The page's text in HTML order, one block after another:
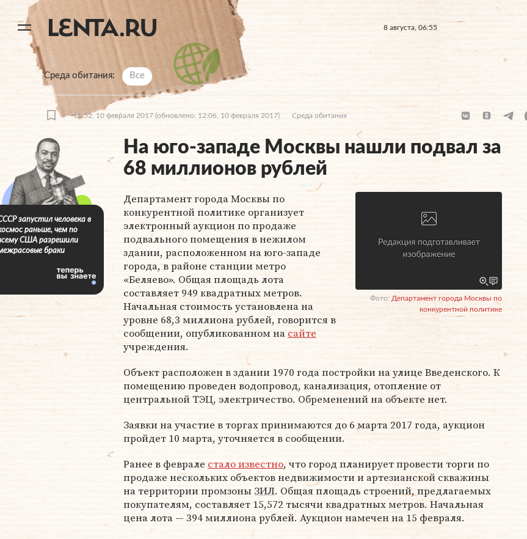
8 августа, 06:55
Среда обитания Все
11:52, 10 февраля 2017 (обновлено: 12:06, 10 февраля 2017) Среда обитания
На юго-западе Москвы нашли подвал за
68 миллионов рублей
Фото: Департамент города Москвы по
конкурентной политике
Департамент города Москвы по
конкурентной политике организует
электронный аукцион по продаже
подвального помещения в нежилом
здании, расположенном на юго-западе
города, в районе станции метро
«Беляево». Общая площадь лота
составляет 949 квадратных метров.
Начальная стоимость установлена на
уровне 68,3 миллиона рублей, говорится в
сообщении, опубликованном насайте
учреждения.
Объект расположен в здании 1970 года постройки на улице Введенского. К
помещению проведен водопровод, канализация, отопление от
центральной ТЭЦ, электричество. Обременений на объекте нет.
Заявки на участие в торгах принимаются до 6 марта 2017 года, аукцион
пройдет 10 марта, уточняется в сообщении.
Ранее в феврале стало известно, что город планирует провести торги по
продаже нескольких объектов недвижимости и артезианской скважины
на территории промзоны ЗИЛ. Общая площадь строений, предлагаемых
покупателям, составляет 15,572 тысячи квадратных метров. Начальная
цена лота — 394 миллиона рублей. Аукцион намечен на 15 февраля.
запустил человека в
раньше, чем по
США разрешили
браки